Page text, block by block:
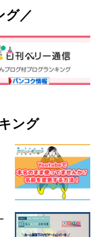
グ／
ング